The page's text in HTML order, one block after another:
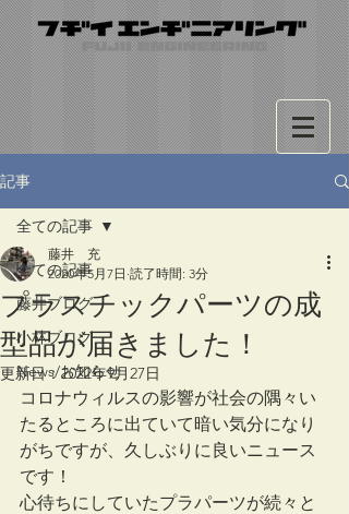
記事
全ての記事
藤井ブログ
小林ブログ
News/お知らせ
全ての記事
プラスチックパーツの成
型品が届きました！
藤井 充
2020年5月7日 読了時間: 3分
更新日：2022年9月27日
コロナウィルスの影響が社会の隅々い
たるところに出ていて暗い気分になり
がちですが、久しぶりに良いニュース
です！
心待ちにしていたプラパーツが続々と